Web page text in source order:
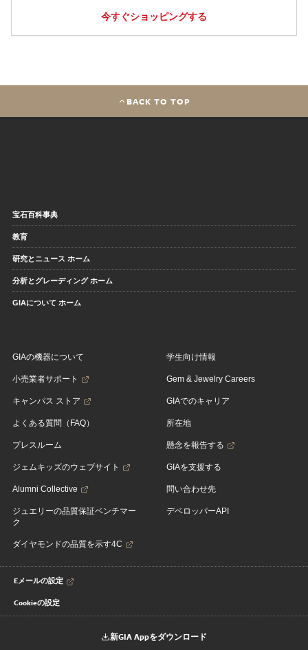
今すぐショッピングする
BACK TO TOP
宝石百科事典
教育
研究とニュース ホーム
分析とグレーディング ホーム
GIAについて ホーム
GIAの機器について
小売業者サポート
キャンパス ストア
よくある質問（FAQ）
プレスルーム
ジェムキッズのウェブサイト
Alumni Collective
ジュエリーの品質保証ベンチマー
ク
ダイヤモンドの品質を示す4C
学生向け情報
Gem & Jewelry Careers
GIAでのキャリア
所在地
懸念を報告する
GIAを支援する
問い合わせ先
デベロッパーAPI
Eメールの設定
Cookieの設定
新GIA Appをダウンロード